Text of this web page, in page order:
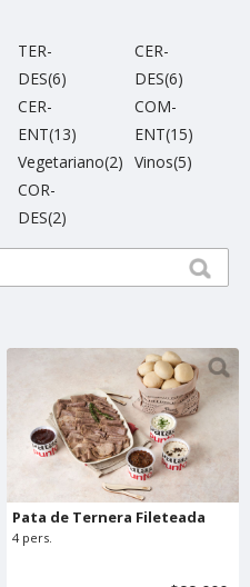
TER-
DES(6)
CER-
DES(6)
CER-
ENT(13)
COM-
ENT(15)
Vegetariano(2) Vinos(5)
COR-
DES(2)
Pata de Ternera Fileteada
4 pers.